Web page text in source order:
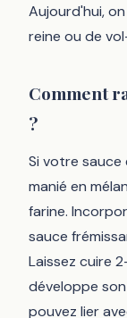
Aujourd'hui,
reine ou de
Comment
?
Si votre
manié en
farine.
sauce
Laissez cuire
développe
pouvez lier